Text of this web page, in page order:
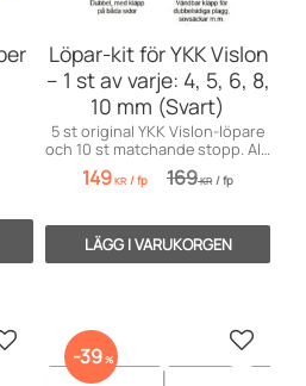
Löpar-kit för YKK Vislon
– 1 st av varje: 4, 5, 6, 8,
10 mm (Svart)
5 st original YKK Vislon-löpare
och 10 st matchande stopp. Allt
för en komplett reparation!
149KR /fp 169KR /fp
Lägg till i favoriter
39% Lägg